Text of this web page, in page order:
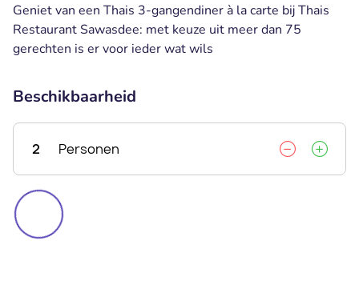
Geniet van een Thais 3-gangendiner à la carte bij Thais
Restaurant Sawasdee: met keuze uit meer dan 75
gerechten is er voor ieder wat wils
Beschikbaarheid
2 Personen